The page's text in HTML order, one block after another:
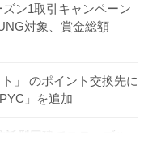
ン1取引キャンペーン
対象、賞金総額
ト」 のポイント交換先に
」を追加
信託型円建てステーブル